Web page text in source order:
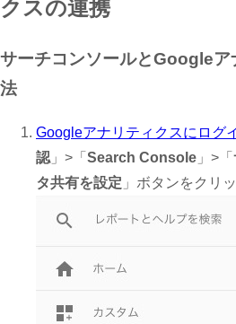
クスの連携
サーチコンソールとGoogleア
法
Googleアナリティクスにログ
認 」>「 Search Console 」>「
タ共有を設定 」ボタンをクリ